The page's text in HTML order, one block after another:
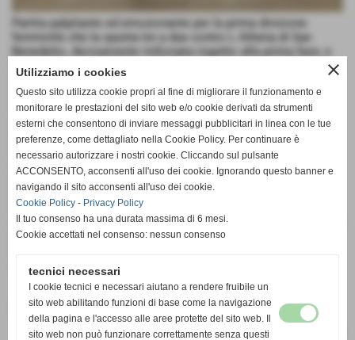
Partita palpitante ed emozionante per la prima divisione
femminile che la spunta tre a due contro L Athena di San
Benedetto, decisamente rinforzata rispetto alla prima fase, e
si qualifica così per le semifinali promozione contro Torre San
Patrizio, con la serie che comincerà domenica proprio ad
Offida.
Una partita bella intensa e combattuta, primi due set in
grandissimo equilibrio giocato punto a punto con il primo per
le ospiti 27-25 ed il secondo per le offidane 25-23. Dominio
invece assoluto delle rossoazzurre nel terzo set vinto con un
netto 25-12, ma quarto set dove invece le parti sono invertite,
con le ospiti a fare la voce grossa e le offidane troppo
timorose e contratte che cedono 25-13. Vista L altalena di
tutto il match non poteva essere da meno il tiè break, partono
meglio le rivierasche che allungano, ed anche a qualche regalo
di troppo delle rossoazzurre si portano sul 14-11 ma non è
con un attacco di Giulia Stracci sul 17-15
Fonte:Ufficio stampa
close
Utilizziamo i cookies
Questo sito utilizza cookie propri al fine di migliorare il funzionamento e
monitorare le prestazioni del sito web e/o cookie derivati da strumenti
esterni che consentono di inviare messaggi pubblicitari in linea con le tue
preferenze, come dettagliato nella Cookie Policy. Per continuare è
necessario autorizzare i nostri cookie. Cliccando sul pulsante
ACCONSENTO, acconsenti all'uso dei cookie. Ignorando questo banner e
navigando il sito acconsenti all'uso dei cookie.
Cookie Policy - Privacy Policy
Il tuo consenso ha una durata massima di 6 mesi.
Cookie accettati nel consenso: nessun consenso
tecnici necessari
I cookie tecnici e necessari aiutano a rendere fruibile un
sito web abilitando funzioni di base come la navigazione
della pagina e l'accesso alle aree protette del sito web. Il
sito web non può funzionare correttamente senza questi